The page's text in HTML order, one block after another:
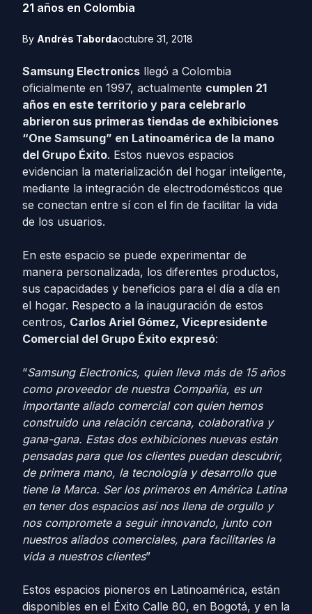
21 años en Colombia
By Andrés Tabordaoctubre 31, 2018
Samsung Electronics llegó a Colombia
oficialmente en 1997, actualmente cumplen 21
años en este territorio y para celebrarlo
abrieron sus primeras tiendas de exhibiciones
“One Samsung” en Latinoamérica de la mano
del Grupo Éxito. Estos nuevos espacios
evidencian la materialización del hogar inteligente,
mediante la integración de electrodomésticos que
se conectan entre sí con el fin de facilitar la vida
de los usuarios.
En este espacio se puede experimentar de
manera personalizada, los diferentes productos,
sus capacidades y beneficios para el día a día en
el hogar. Respecto a la inauguración de estos
centros, Carlos Ariel Gómez, Vicepresidente
Comercial del Grupo Éxito expresó:
“Samsung Electronics, quien lleva más de 15 años
como proveedor de nuestra Compañía, es un
importante aliado comercial con quien hemos
construido una relación cercana, colaborativa y
gana-gana. Estas dos exhibiciones nuevas están
pensadas para que los clientes puedan descubrir,
de primera mano, la tecnología y desarrollo que
tiene la Marca. Ser los primeros en América Latina
en tener dos espacios así nos llena de orgullo y
nos compromete a seguir innovando, junto con
nuestros aliados comerciales, para facilitarles la
vida a nuestros clientes”
Estos espacios pioneros en Latinoamérica, están
disponibles en el Éxito Calle 80, en Bogotá, y en la